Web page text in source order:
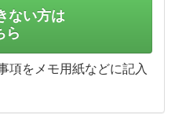
ない方は
ら
項をメモ用紙などに記入